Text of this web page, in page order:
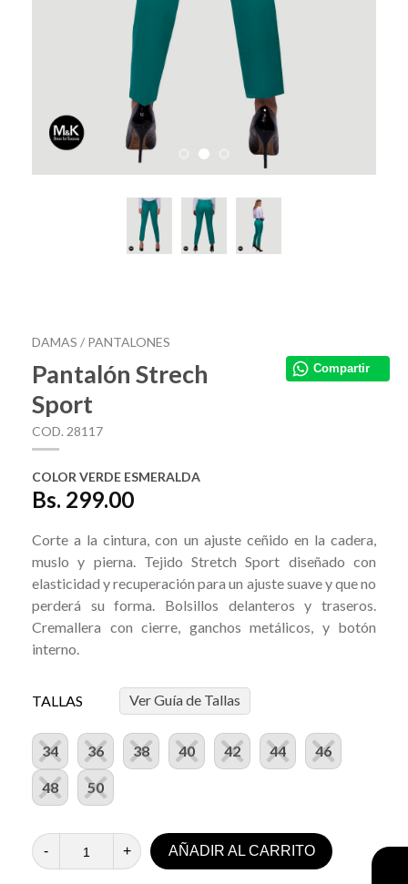
DAMAS / PANTALONES
Pantalón Strech
Sport
COD. 28117
COLOR VERDE ESMERALDA
Bs. 299.00
Corte a la cintura, con un ajuste ceñido en la cadera,
muslo y pierna. Tejido Stretch Sport diseñado con
elasticidad y recuperación para un ajuste suave y que no
perderá su forma. Bolsillos delanteros y traseros.
Cremallera con cierre, ganchos metálicos, y botón
interno.
TALLAS Ver Guía de Tallas
34 36 38 40 42 44 46
48 50
- + AÑADIR AL CARRITO
Compartir